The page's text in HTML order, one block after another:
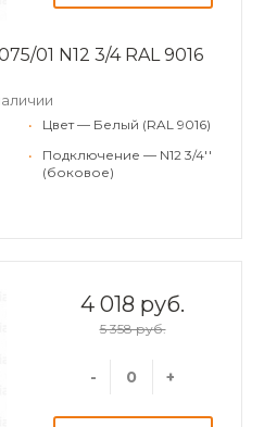
01 N12 3/4 RAL 9016
•
Цвет — Белый (RAL 9016)
•
Подключение — N12 3/4''
(боковое)
4 018 руб.
5 358 руб.
- +